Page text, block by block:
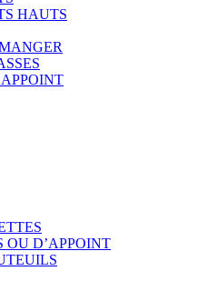
HAUTS
OU D’APPOINT